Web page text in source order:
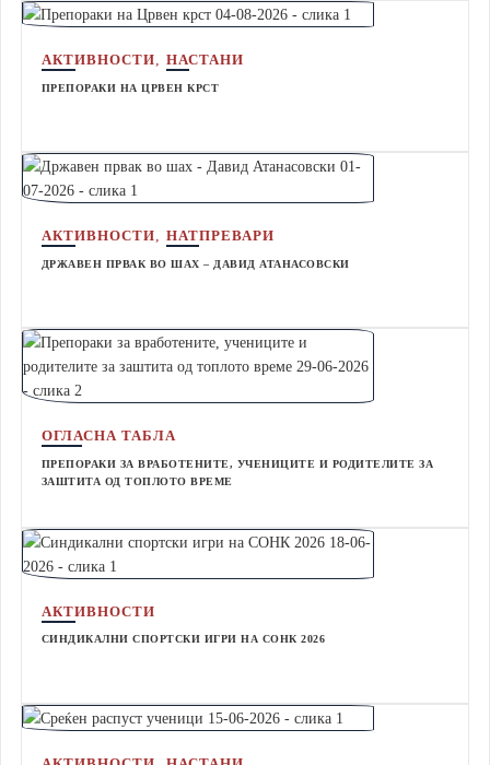
АКТИВНОСТИ НАСТАНИ
ПРЕПОРАКИ НА ЦРВЕН КРСТ
АКТИВНОСТИ НАТПРЕВАРИ
ДРЖАВЕН ПРВАК ВО ШАХ – ДАВИД АТАНАСОВСКИ
ОГЛАСНА ТАБЛА
ПРЕПОРАКИ ЗА ВРАБОТЕНИТЕ, УЧЕНИЦИТЕ И РОДИТЕЛИТЕ ЗА
ЗАШТИТА ОД ТОПЛОТО ВРЕМЕ
АКТИВНОСТИ
СИНДИКАЛНИ СПОРТСКИ ИГРИ НА СОНК 2026